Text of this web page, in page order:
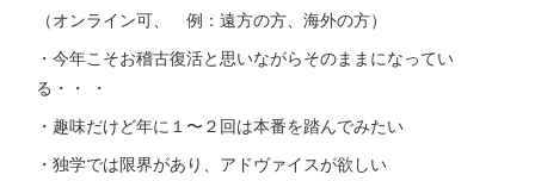
（オンライン可、 例：遠方の方、海外の方）
・今年こそお稽古復活と思いながらそのままになってい
る・・ ・
・趣味だけど年に１〜２回は本番を踏んでみたい
・独学では限界があり、アドヴァイスが欲しい